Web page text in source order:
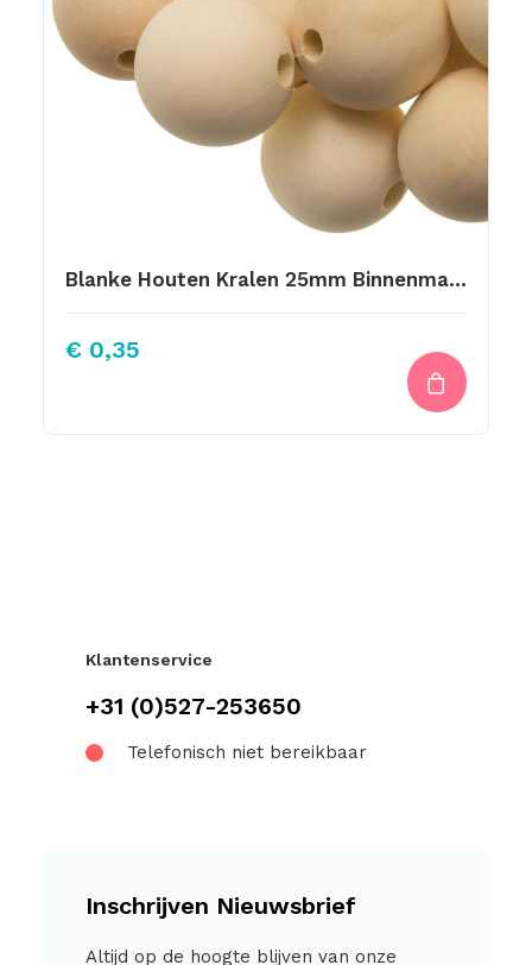
Blanke Houten Kralen 25mm Binnenmaat 5mm
€ 0,35
Klantenservice
+31 (0)527-253650
Telefonisch niet bereikbaar
Inschrijven Nieuwsbrief
Altijd op de hoogte blijven van onze